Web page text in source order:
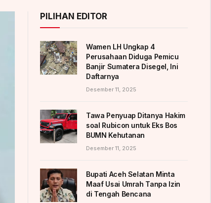
PILIHAN EDITOR
Wamen LH Ungkap 4
Perusahaan Diduga Pemicu
Banjir Sumatera Disegel, Ini
Daftarnya
Desember 11, 2025
Tawa Penyuap Ditanya Hakim
soal Rubicon untuk Eks Bos
BUMN Kehutanan
Desember 11, 2025
Bupati Aceh Selatan Minta
Maaf Usai Umrah Tanpa Izin
di Tengah Bencana